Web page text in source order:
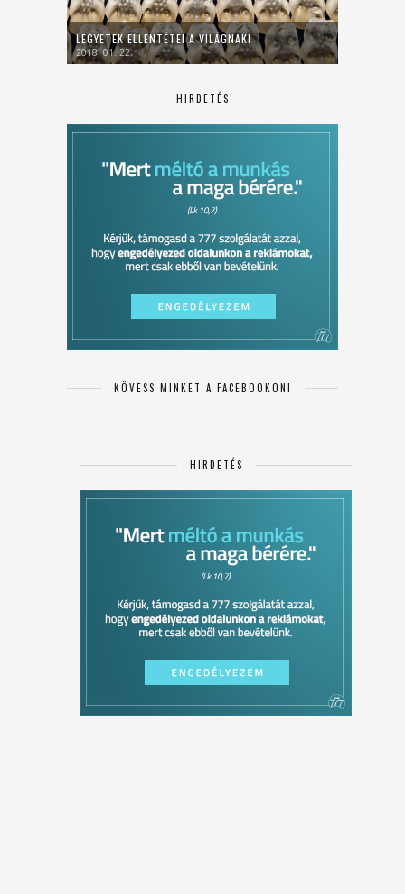
LEGYETEK ELLENTÉTEI A VILÁGNAK!
2018. 01. 22.
HIRDETÉS
KÖVESS MINKET A FACEBOOKON!
HIRDETÉS